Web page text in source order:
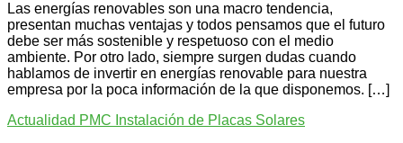
Las energías renovables son una macro tendencia,
presentan muchas ventajas y todos pensamos que el futuro
debe ser más sostenible y respetuoso con el medio
ambiente. Por otro lado, siempre surgen dudas cuando
hablamos de invertir en energías renovable para nuestra
empresa por la poca información de la que disponemos. […]
Actualidad PMC Instalación de Placas Solares